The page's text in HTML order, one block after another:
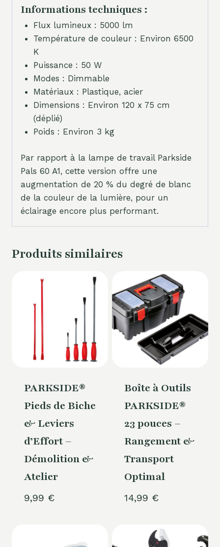
Informations techniques :
Flux lumineux : 5000 lm
Température de couleur : Environ 6500
K
Puissance : 50 W
Modes : Dimmable
Matériaux : Plastique, acier
Dimensions : Environ 120 x 75 cm
(déplié)
Poids : Environ 3 kg
Par rapport à la lampe de travail Parkside
Pals 60 A1, cette version offre une
augmentation de 20 % du degré de blanc
de la couleur de la lumière, pour un
éclairage encore plus performant.
Produits similaires
PARKSIDE®
Pieds de Biche
& Leviers
d’Effort –
Démolition &
Atelier
9,99 €
Boîte à Outils
PARKSIDE®
23 pouces –
Rangement &
Transport
Optimal
14,99 €